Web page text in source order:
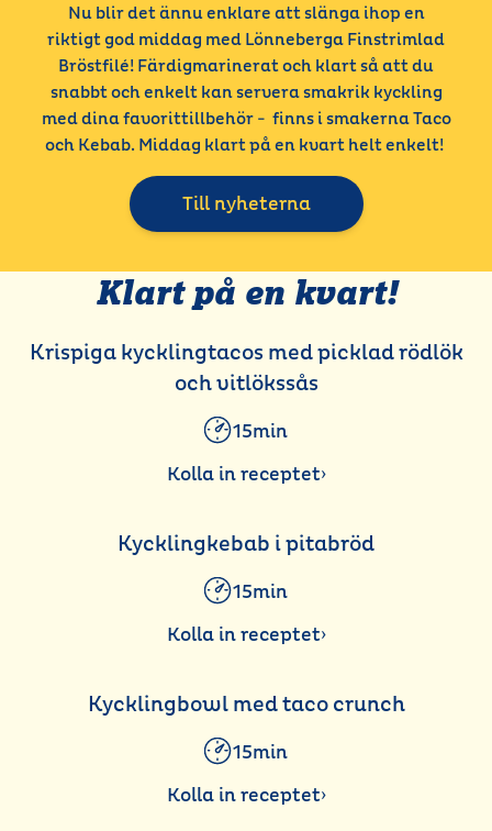
Nu blir det ännu enklare att slänga ihop en
riktigt god middag med Lönneberga Finstrimlad
Bröstfilé! Färdigmarinerat och klart så att du
snabbt och enkelt kan servera smakrik kyckling
med dina favorittillbehör - finns i smakerna Taco
och Kebab. Middag klart på en kvart helt enkelt!
Till nyheterna
Klart på en kvart!
Krispiga kycklingtacos med picklad rödlök
och vitlökssås
15min
Kolla in receptet›
Kycklingkebab i pitabröd
15min
Kolla in receptet›
Kycklingbowl med taco crunch
15min
Kolla in receptet›